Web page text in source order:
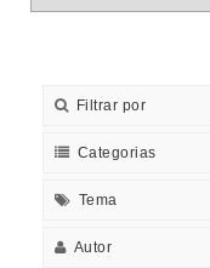
Filtrar por
Categorias
Tema
Autor